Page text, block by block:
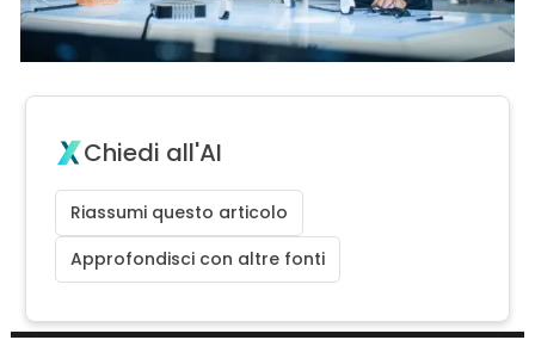
Chiedi all'AI
Riassumi questo articolo
Approfondisci con altre fonti